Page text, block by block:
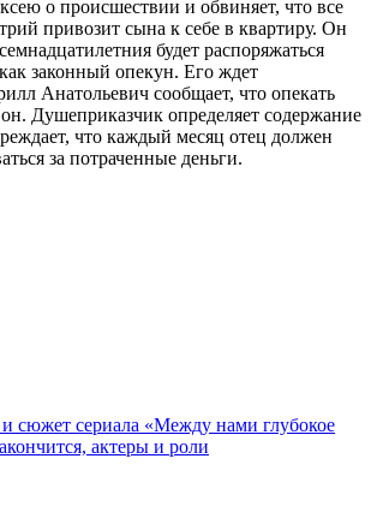
о происшествии и обвиняет, что все
привозит сына к себе в квартиру. Он
будет распоряжаться
законный опекун. Его ждет
Анатольевич сообщает, что опекать
Душеприказчик определяет содержание
что каждый месяц отец должен
за потраченные деньги.
сюжет сериала «Между нами глубокое
актеры и роли